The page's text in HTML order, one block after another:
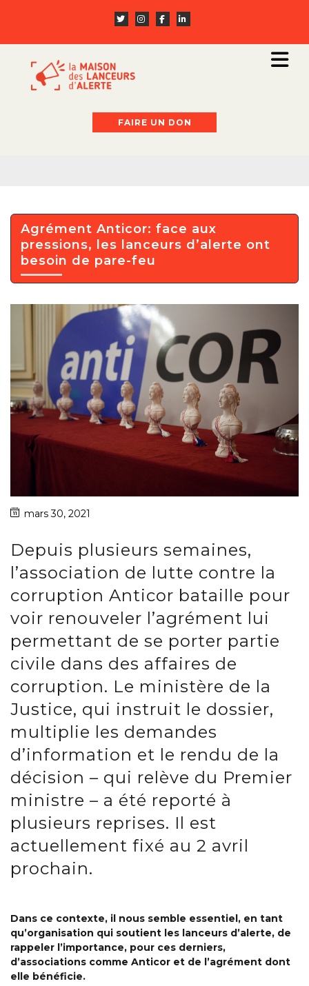
FAIRE UN DON
Agrément Anticor: face aux
pressions, les lanceurs d’alerte ont
besoin de pare-feu
mars 30, 2021
Depuis plusieurs semaines,
l’association de lutte contre la
corruption Anticor bataille pour
voir renouveler l’agrément lui
permettant de se porter partie
civile dans des affaires de
corruption. Le ministère de la
Justice, qui instruit le dossier,
multiplie les demandes
d’information et le rendu de la
décision – qui relève du Premier
ministre – a été reporté à
plusieurs reprises. Il est
actuellement fixé au 2 avril
prochain.
Dans ce contexte, il nous semble essentiel, en tant
qu’organisation qui soutient les lanceurs d’alerte, de
rappeler l’importance, pour ces derniers,
d’associations comme Anticor et de l’agrément dont
elle bénéficie.